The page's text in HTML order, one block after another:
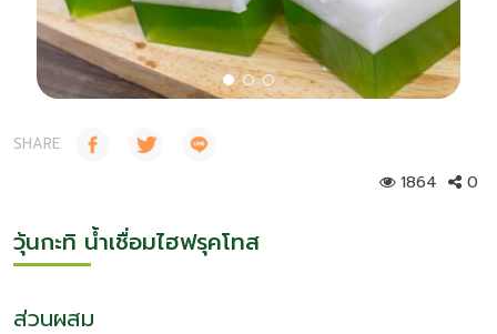
คำถามยอดฮิต
SHARE
1864 0
วุ้นกะทิ น้ำเชื่อมไฮฟรุคโทส
ส่วนผสม